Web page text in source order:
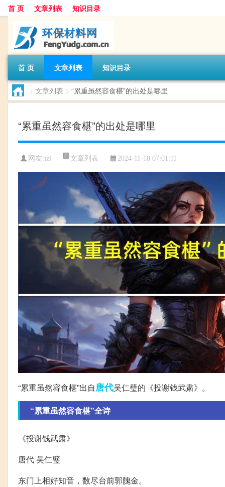
首 页 文章列表 知识目录
首 页 文章列表 知识目录
> 文章列表 > “累重虽然容食椹”的出处是哪里
“累重虽然容食椹”的出处是哪里
网友:jzl 文章列表 2024-11-18 07:01:11
“累重虽然容食椹”出自唐代吴仁璧的《投谢钱武肃》。
“累重虽然容食椹”全诗
《投谢钱武肃》
唐代 吴仁璧
东门上相好知音，数尽台前郭隗金。